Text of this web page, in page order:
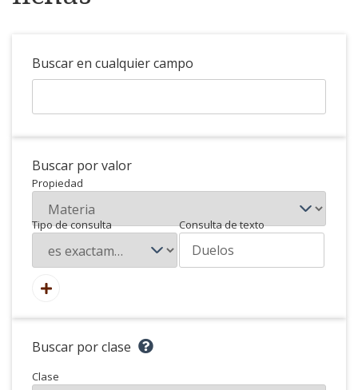
Buscar en cualquier campo
Buscar por valor
Propiedad
Tipo de consulta Consulta de texto
Buscar por clase
Clase